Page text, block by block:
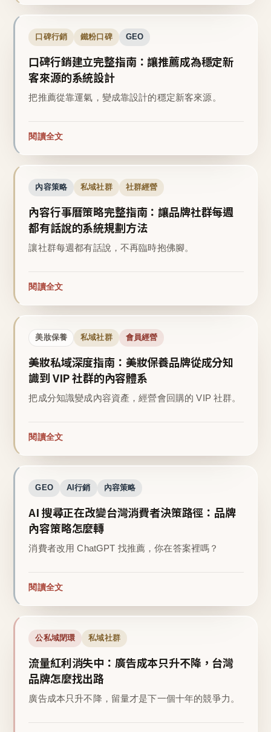
口碑行銷 鐵粉口碑 GEO
口碑行銷建立完整指南：讓推薦成為穩定新
客來源的系統設計
把推薦從靠運氣，變成靠設計的穩定新客來源。
閱讀全文
內容策略 私域社群 社群經營
內容行事曆策略完整指南：讓品牌社群每週
都有話說的系統規劃方法
讓社群每週都有話說，不再臨時抱佛腳。
閱讀全文
美妝保養 私域社群 會員經營
美妝私域深度指南：美妝保養品牌從成分知
識到 VIP 社群的內容體系
把成分知識變成內容資產，經營會回購的 VIP 社群。
閱讀全文
GEO AI行銷 內容策略
AI 搜尋正在改變台灣消費者決策路徑：品牌
內容策略怎麼轉
消費者改用 ChatGPT 找推薦，你在答案裡嗎？
閱讀全文
公私域閉環 私域社群
流量紅利消失中：廣告成本只升不降，台灣
品牌怎麼找出路
廣告成本只升不降，留量才是下一個十年的競爭力。